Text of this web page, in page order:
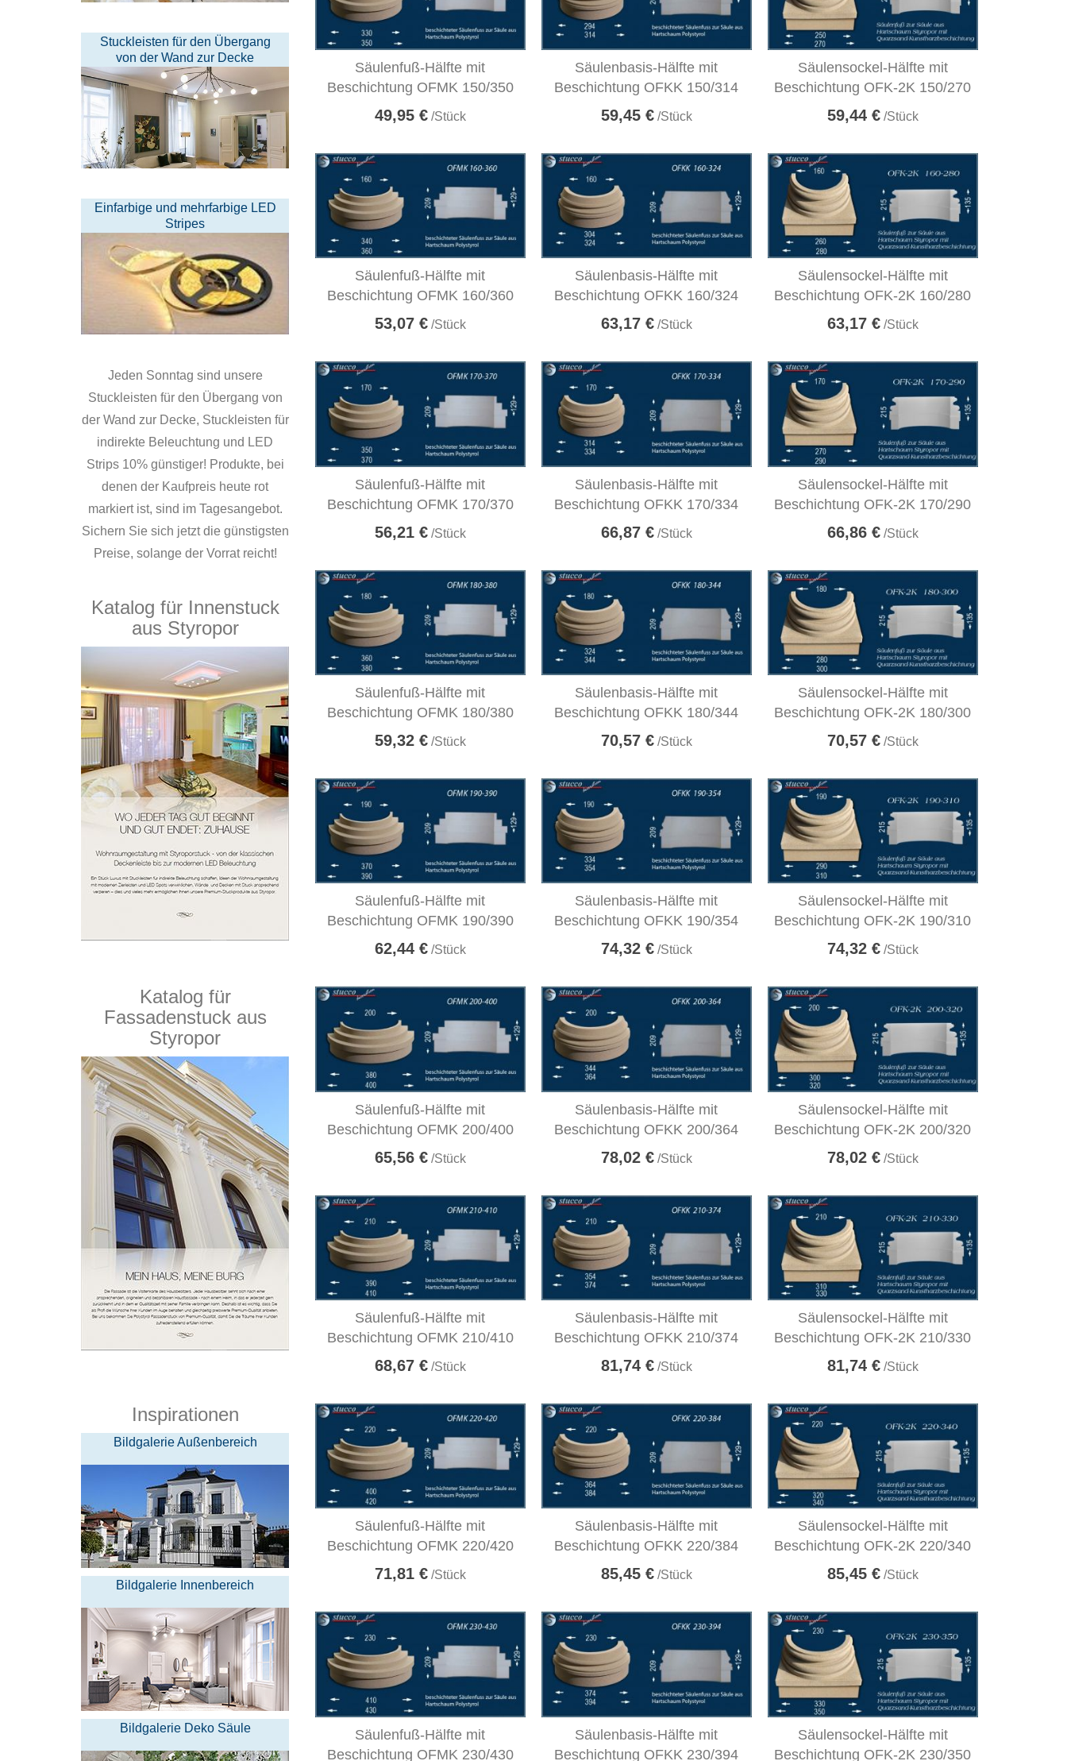
Säulenfuß-Hälfte mit
Beschichtung OFMK 150/350
49,95 €/Stück
Säulenbasis-Hälfte mit
Beschichtung OFKK 150/314
59,45 €/Stück
Säulensockel-Hälfte mit
Beschichtung OFK-2K 150/270
59,44 €/Stück
Säulenfuß-Hälfte mit
Beschichtung OFMK 160/360
53,07 €/Stück
Säulenbasis-Hälfte mit
Beschichtung OFKK 160/324
63,17 €/Stück
Säulensockel-Hälfte mit
Beschichtung OFK-2K 160/280
63,17 €/Stück
Säulenfuß-Hälfte mit
Beschichtung OFMK 170/370
56,21 €/Stück
Säulenbasis-Hälfte mit
Beschichtung OFKK 170/334
66,87 €/Stück
Säulensockel-Hälfte mit
Beschichtung OFK-2K 170/290
66,86 €/Stück
Säulenfuß-Hälfte mit
Beschichtung OFMK 180/380
59,32 €/Stück
Säulenbasis-Hälfte mit
Beschichtung OFKK 180/344
70,57 €/Stück
Säulensockel-Hälfte mit
Beschichtung OFK-2K 180/300
70,57 €/Stück
Säulenfuß-Hälfte mit
Beschichtung OFMK 190/390
62,44 €/Stück
Säulenbasis-Hälfte mit
Beschichtung OFKK 190/354
74,32 €/Stück
Säulensockel-Hälfte mit
Beschichtung OFK-2K 190/310
74,32 €/Stück
Säulenfuß-Hälfte mit
Beschichtung OFMK 200/400
65,56 €/Stück
Säulenbasis-Hälfte mit
Beschichtung OFKK 200/364
78,02 €/Stück
Säulensockel-Hälfte mit
Beschichtung OFK-2K 200/320
78,02 €/Stück
Säulenfuß-Hälfte mit
Beschichtung OFMK 210/410
68,67 €/Stück
Säulenbasis-Hälfte mit
Beschichtung OFKK 210/374
81,74 €/Stück
Säulensockel-Hälfte mit
Beschichtung OFK-2K 210/330
81,74 €/Stück
Säulenfuß-Hälfte mit
Beschichtung OFMK 220/420
71,81 €/Stück
Säulenbasis-Hälfte mit
Beschichtung OFKK 220/384
85,45 €/Stück
Säulensockel-Hälfte mit
Beschichtung OFK-2K 220/340
85,45 €/Stück
Säulenfuß-Hälfte mit
Beschichtung OFMK 230/430
Säulenbasis-Hälfte mit
Beschichtung OFKK 230/394
Säulensockel-Hälfte mit
Beschichtung OFK-2K 230/350
Stuckleisten für den Übergang
von der Wand zur Decke
Einfarbige und mehrfarbige LED
Stripes
Jeden Sonntag sind unsere
Stuckleisten für den Übergang von
der Wand zur Decke, Stuckleisten für
indirekte Beleuchtung und LED
Strips 10% günstiger! Produkte, bei
denen der Kaufpreis heute rot
markiert ist, sind im Tagesangebot.
Sichern Sie sich jetzt die günstigsten
Preise, solange der Vorrat reicht!
Katalog für Innenstuck
aus Styropor
Katalog für
Fassadenstuck aus
Styropor
Inspirationen
Bildgalerie Außenbereich
Bildgalerie Innenbereich
Bildgalerie Deko Säule